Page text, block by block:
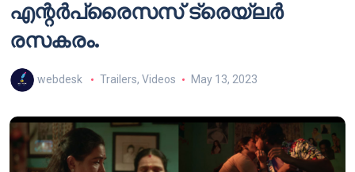
എന്റർപ്രൈസസ് ട്രെയ്‌ലർ
രസകരം.
webdesk Trailers, Videos May 13, 2023